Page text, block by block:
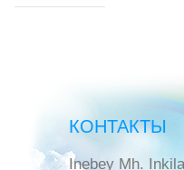
КОНТАКТЫ
Inebey Mh.